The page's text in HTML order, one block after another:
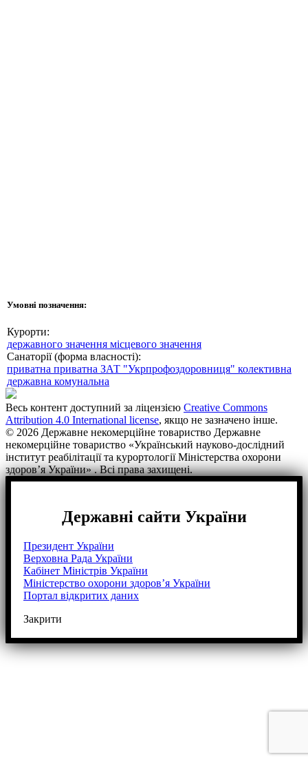
Умовні позначення:
Курорти:
державного значення місцевого значення
Санаторії (форма власності):
приватна приватна ЗАТ "Укрпрофоздоровниця" колективна
державна комунальна
Весь контент доступний за ліцензією Creative Commons
Attribution 4.0 International license, якщо не зазначено інше.
© 2026 Державне некомерційне товариство Державне
некомерційне товариство «Український науково-дослідний
інститут реабілітації та курортології Міністерства охорони
здоров’я України» . Всі права захищені.
Державні сайти України
Президент України
Верховна Рада України
Кабінет Міністрів України
Міністерство охорони здоров’я України
Портал відкритих даних
Закрити